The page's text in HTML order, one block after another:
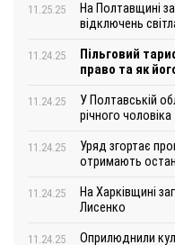
11.25.25
На Полтавщині
відключень
11.24.25
Пільговий
право та як
11.24.25
У Полтавській
річного чоловіка
11.24.25
Уряд згортає
отримають
11.24.25
На Харківщині
Лисенко
11.24.25
Оприлюднили